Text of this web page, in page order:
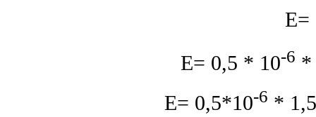
E=
E= 0,5 * 10-6 *
E= 0,5*10-6 *